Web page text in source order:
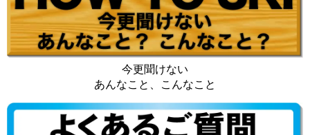
今更聞けない
あんなこと、こんなこと